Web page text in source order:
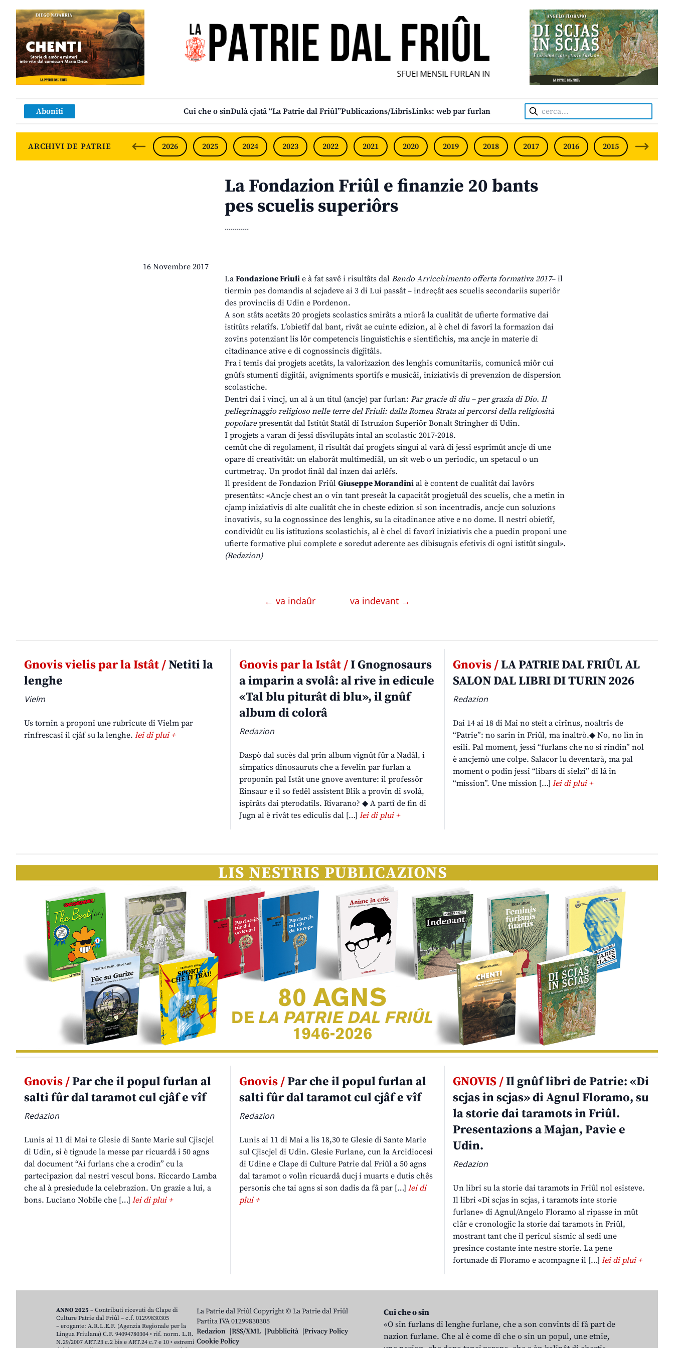
SFUEI MENSÎL FURLAN INDIPENDENT • INDEPENDENT FRIULIAN MONTHLY
Aboniti Cui che o sinDulà cjatâ “La Patrie dal Friûl”Publicazions/LibrisLinks: web par furlan Cerca:
ARCHIVI DE PATRIE 2026 2025 2024 2023 2022 2021 2020 2019 2018 2017 2016 2015 2014
La Fondazion Friûl e finanzie 20 bants
pes scuelis superiôrs
............
16 Novembre 2017
La Fondazione Friuli e à fat savê i risultâts dal Bando Arricchimento offerta formativa 2017– il
tiermin pes domandis al scjadeve ai 3 di Lui passât – indreçât aes scuelis secondariis superiôr
des provinciis di Udin e Pordenon.
A son stâts acetâts 20 progjets scolastics smirâts a miorâ la cualitât de ufierte formative dai
istitûts relatîfs. L’obietîf dal bant, rivât ae cuinte edizion, al è chel di favorî la formazion dai
zovins potenziant lis lôr competencis linguistichis e sientifichis, ma ancje in materie di
citadinance ative e di cognossincis digjitâls.
Fra i temis dai progjets acetâts, la valorizazion des lenghis comunitariis, comunicâ miôr cui
gnûfs stumenti digjitâi, avigniments sportîfs e musicâi, iniziativis di prevenzion de dispersion
scolastiche.
Dentri dai i vincj, un al à un titul (ancje) par furlan: Par gracie di diu – per grazia di Dio. Il
pellegrinaggio religioso nelle terre del Friuli: dalla Romea Strata ai percorsi della religiosità
popolarepresentât dal Istitût Statâl di Istruzion Superiôr Bonalt Stringher di Udin.
I progjets a varan di jessi disvilupâts intal an scolastic 2017-2018.
cemût che di regolament, il risultât dai progjets singui al varà di jessi esprimût ancje di une
opare di creativitât: un elaborât multimediâl, un sît web o un periodic, un spetacul o un
curtmetraç. Un prodot finâl dal inzen dai arlêfs.
Il president de Fondazion Friûl Giuseppe Morandini al è content de cualitât dai lavôrs
presentâts: «Ancje chest an o vin tant preseât la capacitât progjetuâl des scuelis, che a metin in
cjamp iniziativis di alte cualitât che in cheste edizion si son incentradis, ancje cun soluzions
inovativis, su la cognossince des lenghis, su la citadinance ative e no dome. Il nestri obietîf,
condividût cu lis istituzions scolastichis, al è chel di favorî iniziativis che a puedin proponi une
ufierte formative plui complete e soredut aderente aes dibisugnis efetivis di ogni istitût singul».
(Redazion)
← va indaûr va indevant →
Gnovis vielis par la Istât /Netiti la
lenghe
Vielm
Us tornin a proponi une rubricute di Vielm par
rinfrescasi il cjâf su la lenghe. lei di plui +
Gnovis par la Istât /I Gnognosaurs
a imparin a svolâ: al rive in edicule
«Tal blu piturât di blu», il gnûf
album di colorâ
Redazion
Daspò dal sucès dal prin album vignût fûr a Nadâl, i
simpatics dinosauruts che a fevelin par furlan a
proponin pal Istât une gnove aventure: il professôr
Einsaur e il so fedêl assistent Blik a provin di svolâ,
ispirâts dai pterodatils. Rivarano? ◆ A partî de fin di
Jugn al è rivât tes ediculis dal […] lei di plui +
Gnovis /LA PATRIE DAL FRIÛL AL
SALON DAL LIBRI DI TURIN 2026
Redazion
Dai 14 ai 18 di Mai no steit a cirînus, noaltris de
“Patrie”: no sarin in Friûl, ma inaltrò.◆ No, no lìn in
esili. Pal moment, jessi “furlans che no si rindin” nol
è ancjemò une colpe. Salacor lu deventarà, ma pal
moment o podin jessi “libars di sielzi” di lâ in
“mission”. Une mission […]lei di plui +
Gnovis /Par che il popul furlan al
salti fûr dal taramot cul cjâf e vîf
Redazion
Lunis ai 11 di Mai te Glesie di Sante Marie sul Cjiscjel
di Udin, si è tignude la messe par ricuardâ i 50 agns
dal document “Ai furlans che a crodin” cu la
partecipazion dal nestri vescul bons. Riccardo Lamba
che al à presiedude la celebrazion. Un grazie a lui, a
bons. Luciano Nobile che […] lei di plui +
Gnovis /Par che il popul furlan al
salti fûr dal taramot cul cjâf e vîf
Redazion
Lunis ai 11 di Mai a lis 18,30 te Glesie di Sante Marie
sul Cjiscjel di Udin. Glesie Furlane, cun la Arcidiocesi
di Udine e Clape di Culture Patrie dal Friûl a 50 agns
dal taramot o volìn ricuardâ ducj i muarts e dutis chês
personis che tai agns si son dadis da fâ par […] lei di
plui +
GNOVIS /Il gnûf libri de Patrie: «Di
scjas in scjas» di Agnul Floramo, su
la storie dai taramots in Friûl.
Presentazions a Majan, Pavie e
Udin.
Redazion
Un libri su la storie dai taramots in Friûl nol esisteve.
Il libri «Di scjas in scjas, i taramots inte storie
furlane» di Agnul/Angelo Floramo al ripasse in mût
clâr e cronologjic la storie dai taramots in Friûl,
mostrant tant che il pericul sismic al sedi une
presince costante inte nestre storie. La pene
fortunade di Floramo e acompagne il […]lei di plui +
La Patrie dal Friûl Copyright © La Patrie dal Friûl
Partita IVA 01299830305
Redazion
RSS/XML Pubblicità
Privacy Policy
Cookie Policy
Cui che o sin
«O sin furlans di lenghe furlane, che a son convints di fâ part de
nazion furlane. Che al è come dî che o sin un popul, une etnie,
ANNO 2025 – Contributi ricevuti da Clape di
Culture Patrie dal Friûl – c.f. 01299830305
– erogante: A.R.L.E.F. (Agenzia Regionale per la
Lingua Friulana) C.F. 94094780304 • rif. norm. L.R.
N.29/2007 ART.23 c.2 bis e ART.24 c.7 e 10 • estremi